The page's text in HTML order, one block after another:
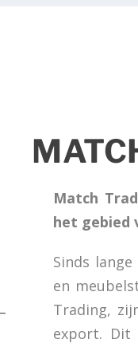
Match
het gebied
Sinds
en
Trading,
export. Dit